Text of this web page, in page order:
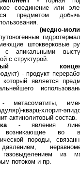
соединение или
предметом
(медно-
штокверковые
с апикальными
с структурой.
- продукт
является
метасоматиты,
кварц-хлорит-
актинолитовый состав.
- явления
возникающие во
породы,
газовыделением из
потоком и пр.